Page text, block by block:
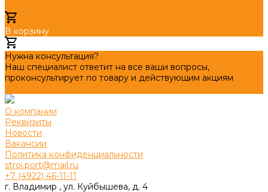
В корзину
Нужна консультация?
Наш специалист ответит на все ваши вопросы,
проконсультирует по товару и действующим акциям
О компании
Реквизиты
Новости
Вакансии
Политика конфиденциальности
stroi.port@mail.ru
+7 (4922) 46-11-11
г. Владимир , ул. Куйбышева, д. 4